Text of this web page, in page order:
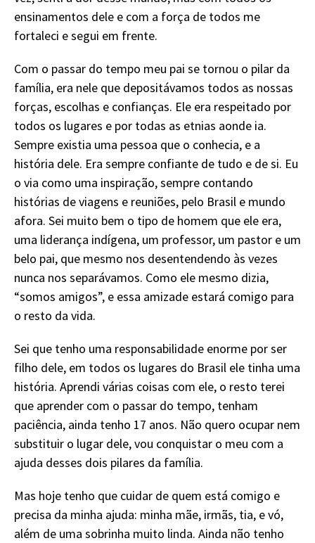
ensinamentos dele e com a força de todos me
fortaleci e segui em frente.
Com o passar do tempo meu pai se tornou o pilar da
família, era nele que depositávamos todos as nossas
forças, escolhas e confianças. Ele era respeitado por
todos os lugares e por todas as etnias aonde ia.
Sempre existia uma pessoa que o conhecia, e a
história dele. Era sempre confiante de tudo e de si. Eu
o via como uma inspiração, sempre contando
histórias de viagens e reuniões, pelo Brasil e mundo
afora. Sei muito bem o tipo de homem que ele era,
uma liderança indígena, um professor, um pastor e um
belo pai, que mesmo nos desentendendo às vezes
nunca nos separávamos. Como ele mesmo dizia,
“somos amigos”, e essa amizade estará comigo para
o resto da vida.
Sei que tenho uma responsabilidade enorme por ser
filho dele, em todos os lugares do Brasil ele tinha uma
história. Aprendi várias coisas com ele, o resto terei
que aprender com o passar do tempo, tenham
paciência, ainda tenho 17 anos. Não quero ocupar nem
substituir o lugar dele, vou conquistar o meu com a
ajuda desses dois pilares da família.
Mas hoje tenho que cuidar de quem está comigo e
precisa da minha ajuda: minha mãe, irmãs, tia, e vó,
além de uma sobrinha muito linda. Ainda não tenho